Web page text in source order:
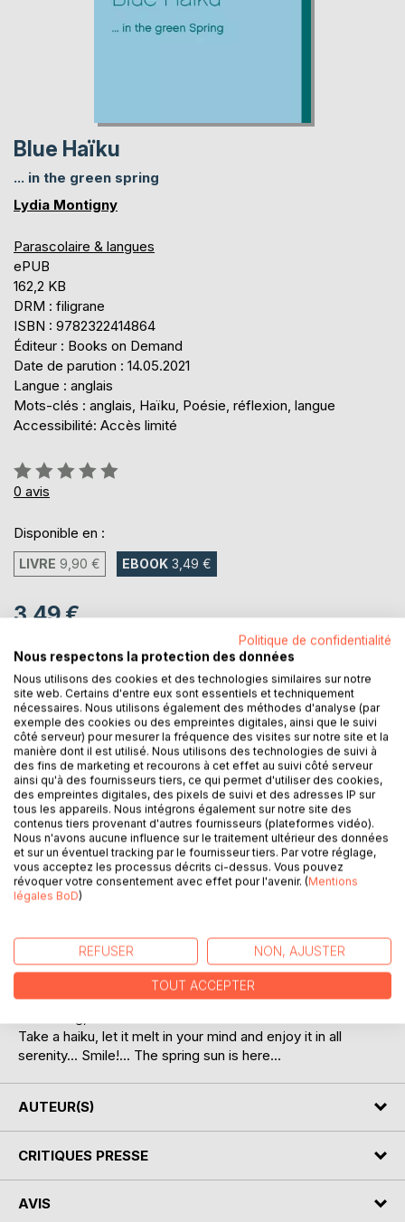
Blue Haïku
... in the green spring
Lydia Montigny
Parascolaire & langues
ePUB
162,2 KB
DRM : filigrane
ISBN : 9782322414864
Éditeur : Books on Demand
Date de parution : 14.05.2021
Langue : anglais
Mots-clés : anglais, Haïku, Poésie, réflexion, langue
Accessibilité: Accès limité
Évaluation:
0%
0 avis
Disponible en :
LIVRE 9,90 € EBOOK 3,49 €
3,49 €
Téléchargement disponible dès maintenant
AJOUTER AU PANIER
Ajouter à ma liste d'envies
Laisser un avis
A book of Haikus to rest and relax...
Haiku captures the present moment, evokes without
Take a haiku, let it melt in your mind and enjoy it in all
serenity... Smile!... The spring sun is here...
AUTEUR(S)
CRITIQUES PRESSE
AVIS
Politique de confidentialité
Nous respectons la protection des données
Nous utilisons des cookies et des technologies similaires sur notre
site web. Certains d'entre eux sont essentiels et techniquement
nécessaires. Nous utilisons également des méthodes d'analyse (par
exemple des cookies ou des empreintes digitales, ainsi que le suivi
côté serveur) pour mesurer la fréquence des visites sur notre site et la
manière dont il est utilisé. Nous utilisons des technologies de suivi à
des fins de marketing et recourons à cet effet au suivi côté serveur
ainsi qu'à des fournisseurs tiers, ce qui permet d'utiliser des cookies,
des empreintes digitales, des pixels de suivi et des adresses IP sur
tous les appareils. Nous intégrons également sur notre site des
contenus tiers provenant d'autres fournisseurs (plateformes vidéo).
Nous n'avons aucune influence sur le traitement ultérieur des données
et sur un éventuel tracking par le fournisseur tiers. Par votre réglage,
vous acceptez les processus décrits ci-dessus. Vous pouvez
révoquer votre consentement avec effet pour l'avenir. (Mentions
légales BoD)
REFUSER NON, AJUSTER
TOUT ACCEPTER